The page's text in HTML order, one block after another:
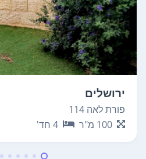
ירושלים
פורת לאה 114
100 מ"ר 4 חד'